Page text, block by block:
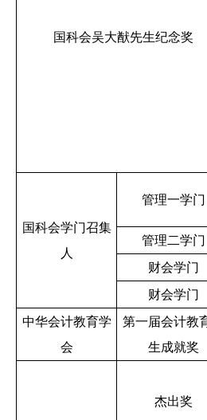
国科会吴大猷先生纪念奖
国科会学门召集
人
管理一学门
管理二学门
财会学门
财会学门
中华会计教育学
会
第一届会计教
生成就奖
杰出奖